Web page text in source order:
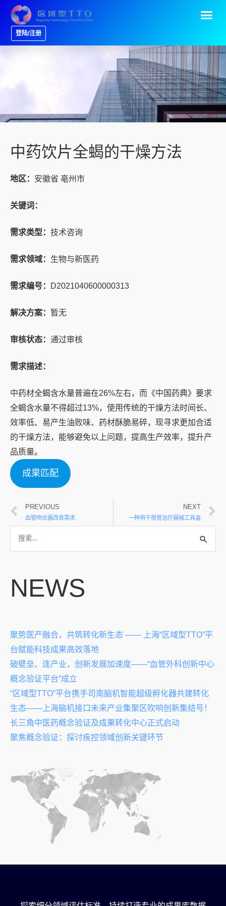
登陆/注册
中药饮片全蝎的干燥方法
地区： 安徽省 亳州市
关键词：
需求类型： 技术咨询
需求领域： 生物与新医药
需求编号： D2021040600000313
解决方案： 暂无
审核状态： 通过审核
需求描述：
中药材全蝎含水量普遍在26%左右，而《中国药典》要求
全蝎含水量不得超过13%，使用传统的干燥方法时间长、
效率低、易产生油败味、药材酥脆易碎，现寻求更加合适
的干燥方法，能够避免以上问题，提高生产效率，提升产
品质量。
成果匹配
PREVIOUS
血管吻合器改良需求
NEXT
一种用于根管治疗器械工具盒
NEWS
聚势医产融合，共筑转化新生态 —— 上海“区域型TTO”平
台赋能科技成果高效落地
破壁垒、连产业，创新发展加速度——“血管外科创新中心
概念验证平台”成立
“区域型TTO”平台携手司南脑机智能超级孵化器共建转化
生态——上海脑机接口未来产业集聚区吹响创新集结号！
长三角中医药概念验证及成果转化中心正式启动
聚焦概念验证：探讨疾控领域创新关键环节